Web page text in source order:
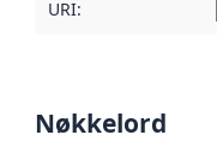
URI:
Nøkkelord